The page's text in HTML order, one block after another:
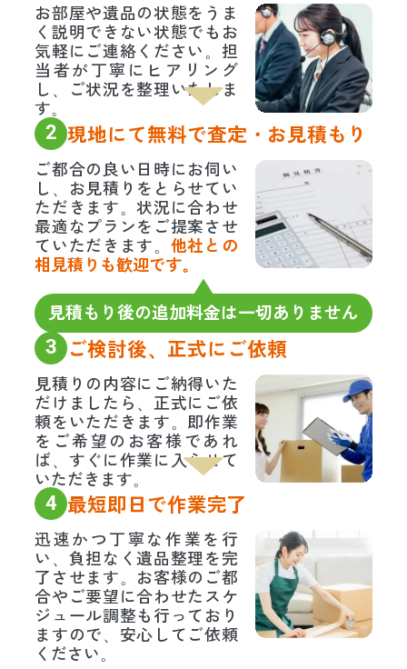
お部屋や遺品の状態をうま
く説明できない状態でもお
気軽にご連絡ください。担
当者が丁寧にヒアリング
し、ご状況を整理いたしま
す。
2 現地にて無料で査定・お見積もり
ご都合の良い日時にお伺い
し、お見積りをとらせてい
ただきます。状況に合わせ
最適なプランをご提案させ
ていただきます。 他社との
相見積りも歓迎です。
見積もり後の追加料金は一切ありません
3 ご検討後、正式にご依頼
見積りの内容にご納得いた
だけましたら、正式にご依
頼をいただきます。即作業
をご希望のお客様であれ
ば、すぐに作業に入らせて
いただきます。
4 最短即日で作業完了
迅速かつ丁寧な作業を行
い、負担なく遺品整理を完
了させます。お客様のご都
合やご要望に合わせたスケ
ジュール調整も行っており
ますので、安心してご依頼
ください。